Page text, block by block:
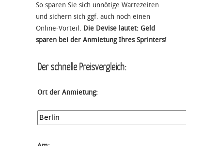
So sparen Sie sich unnötige Wartezeiten
und sichern sich ggf. auch noch einen
Online-Vorteil. Die Devise lautet: Geld
sparen bei der Anmietung Ihres Sprinters!
Der schnelle Preisvergleich:
Ort der Anmietung: